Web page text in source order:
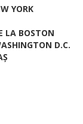
YORK
LA BOSTON
D.C.